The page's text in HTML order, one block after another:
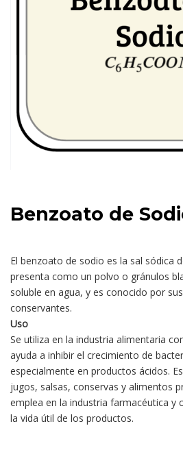
Benzoato de
El benzoato de sodio es la sal sódica
presenta como un polvo o gránulos
soluble en agua, y es conocido por
conservantes.
Uso
Se utiliza en la industria alimentaria
ayuda a inhibir el crecimiento de
especialmente en productos ácidos.
jugos, salsas, conservas y alimentos
emplea en la industria farmacéutica y
la vida útil de los productos.